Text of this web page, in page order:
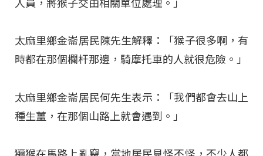
人員，將猴子交由相關單位處理。」
太麻里鄉金崙居民陳先生解釋：「猴子很多啊，有
時都在那個欄杆那邊，騎摩托車的人就很危險。」
太麻里鄉金崙居民何先生表示：「我們都會去山上
種生薑，在那個山路上就會遇到。」